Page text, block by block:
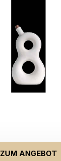
ZUM ANGEBOT